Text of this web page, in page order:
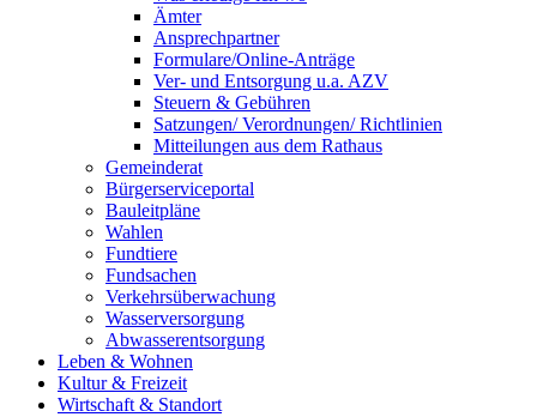
Ämter
Ansprechpartner
Formulare/Online-Anträge
Ver- und Entsorgung u.a. AZV
Steuern & Gebühren
Satzungen/ Verordnungen/ Richtlinien
Mitteilungen aus dem Rathaus
Gemeinderat
Bürgerserviceportal
Bauleitpläne
Wahlen
Fundtiere
Fundsachen
Verkehrsüberwachung
Wasserversorgung
Abwasserentsorgung
Leben & Wohnen
Kultur & Freizeit
Wirtschaft & Standort